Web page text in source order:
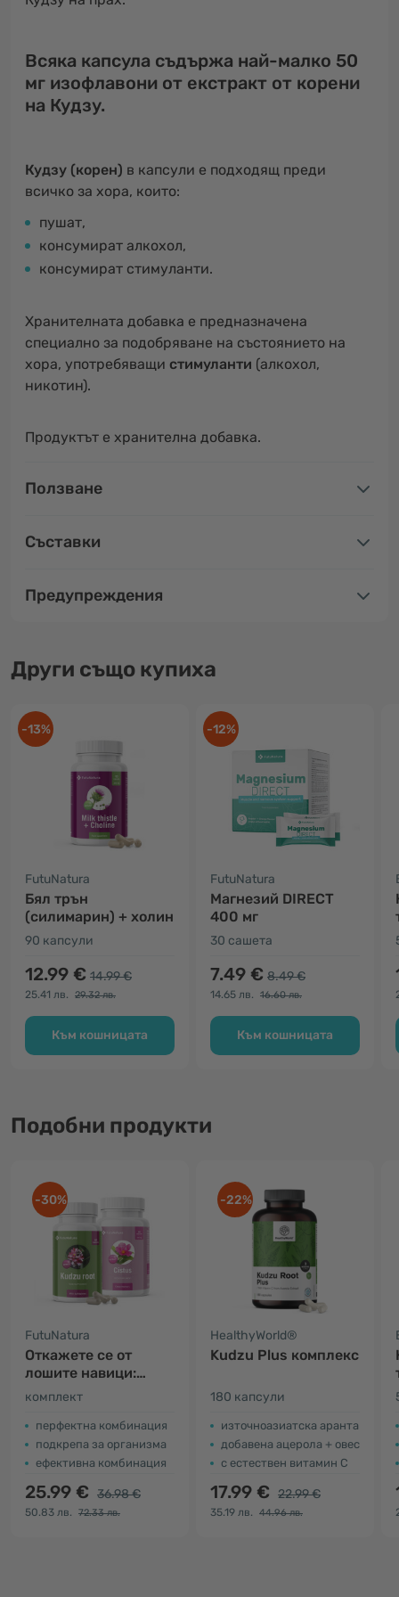
Всяка капсула съдържа най-малко 50
мг изофлавони от екстракт от корени
на Кудзу.
Кудзу (корен) в капсули е подходящ преди
всичко за хора, които:
пушат,
консумират алкохол,
консумират стимуланти.
Хранителната добавка е предназначена
специално за подобряване на състоянието на
хора, употребяващи стимуланти (алкохол,
никотин).
Продуктът е хранителна добавка.
Ползване
Съставки
Предупреждения
Други също купиха
-13%
FutuNatura
Бял трън
(силимарин) + холин
90 капсули
12.99 € 14.99 €
25.41 лв. 29.32 лв.
Към кошницата
-12%
FutuNatura
Магнезий DIRECT
400 мг
30 сашета
7.49 € 8.49 €
14.65 лв. 16.60 лв.
Към кошницата
Подобни продукти
-30%
FutuNatura
Откажете се от
лошите навици:
Кудзу (корен) +
комплект
перфектна комбинация
подкрепа за организма
ефективна комбинация
25.99 € 36.98 €
50.83 лв. 72.33 лв.
-22%
HealthyWorld®
Kudzu Plus комплекс
180 капсули
източноазиатска аранта
добавена ацерола + овес
с естествен витамин С
17.99 € 22.99 €
35.19 лв. 44.96 лв.